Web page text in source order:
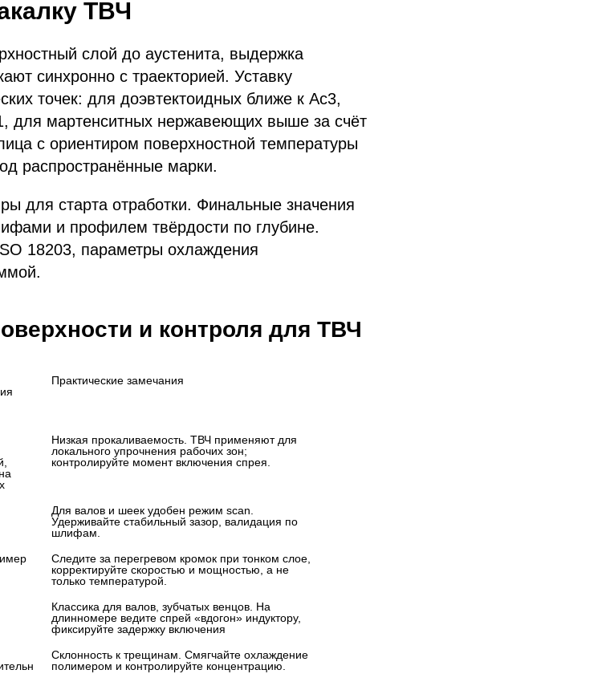
ТВЧ
слой до аустенита, выдержка
синхронно с траекторией. Уставку
точек: для доэвтектоидных ближе к Ac3,
для мартенситных нержавеющих выше за счёт
с ориентиром поверхностной температуры
распространённые марки.
для старта отработки. Финальные значения
и профилем твёрдости по глубине.
18203, параметры охлаждения
и контроля для ТВЧ
Практические замечания
Низкая прокаливаемость. ТВЧ применяют для
локального упрочнения рабочих зон;
контролируйте момент включения спрея.
Для валов и шеек удобен режим scan.
Удерживайте стабильный зазор, валидация по
шлифам.
Следите за перегревом кромок при тонком слое,
корректируйте скоростью и мощностью, а не
только температурой.
Классика для валов, зубчатых венцов. На
длинномере ведите спрей «вдогон» индуктору,
фиксируйте задержку включения
Склонность к трещинам. Смягчайте охлаждение
полимером и контролируйте концентрацию.